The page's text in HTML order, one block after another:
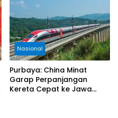
Nasional
Purbaya: China Minat
Garap Perpanjangan
Kereta Cepat ke Jawa